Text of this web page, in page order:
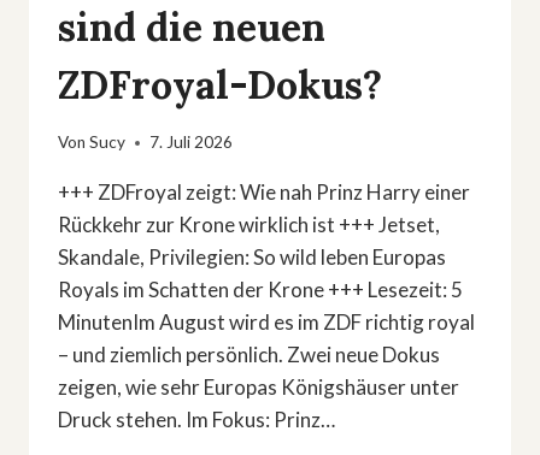
sind die neuen
ZDFroyal-Dokus?
Von Sucy 7. Juli 2026
+++ ZDFroyal zeigt: Wie nah Prinz Harry einer
Rückkehr zur Krone wirklich ist +++ Jetset,
Skandale, Privilegien: So wild leben Europas
Royals im Schatten der Krone +++ Lesezeit: 5
MinutenIm August wird es im ZDF richtig royal
– und ziemlich persönlich. Zwei neue Dokus
zeigen, wie sehr Europas Königshäuser unter
Druck stehen. Im Fokus: Prinz…